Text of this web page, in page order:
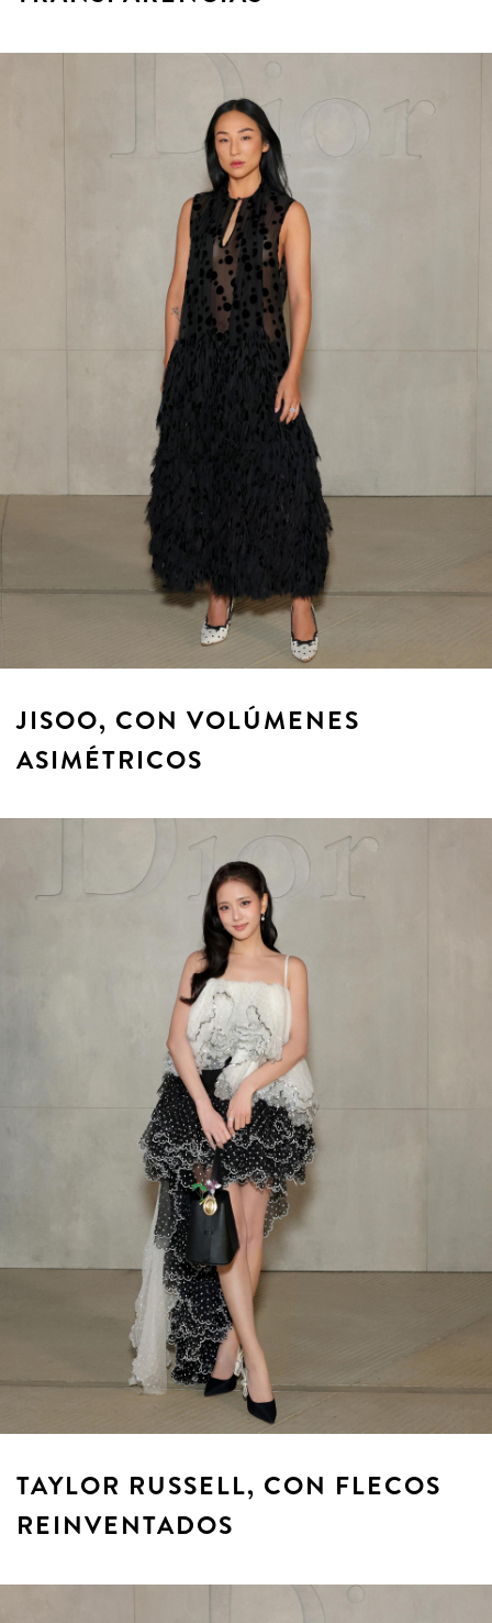
JISOO, CON VOLÚMENES
ASIMÉTRICOS
TAYLOR RUSSELL, CON FLECOS
REINVENTADOS